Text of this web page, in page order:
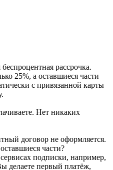
рассрочка.
25%, а оставшиеся части
с привязанной карты
Нет никаких
договор не оформляется.
части?
подписки, например,
делаете первый платёж,